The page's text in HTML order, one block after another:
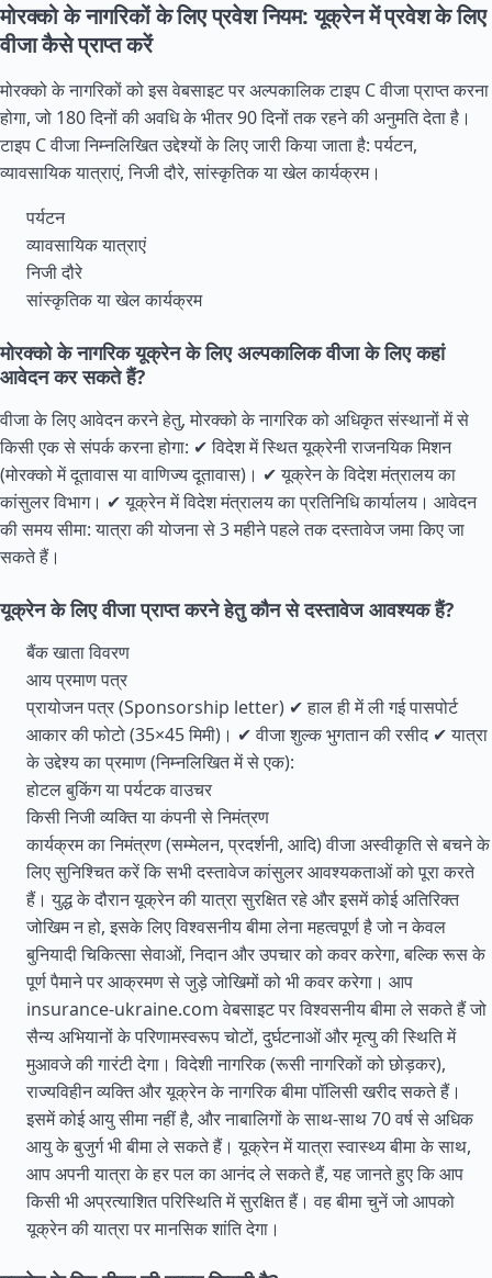
मोरक्को के नागरिकों के लिए प्रवेश नियम: यूक्रेन में प्रवेश के लिए
वीजा कैसे प्राप्त करें
मोरक्को के नागरिकों को इस वेबसाइट पर अल्पकालिक टाइप C वीजा प्राप्त करना
होगा, जो 180 दिनों की अवधि के भीतर 90 दिनों तक रहने की अनुमति देता है।
टाइप C वीजा निम्नलिखित उद्देश्यों के लिए जारी किया जाता है: पर्यटन,
व्यावसायिक यात्राएं, निजी दौरे, सांस्कृतिक या खेल कार्यक्रम।
पर्यटन
व्यावसायिक यात्राएं
निजी दौरे
सांस्कृतिक या खेल कार्यक्रम
मोरक्को के नागरिक यूक्रेन के लिए अल्पकालिक वीजा के लिए कहां
आवेदन कर सकते हैं?
वीजा के लिए आवेदन करने हेतु, मोरक्को के नागरिक को अधिकृत संस्थानों में से
किसी एक से संपर्क करना होगा: ✔ विदेश में स्थित यूक्रेनी राजनयिक मिशन
(मोरक्को में दूतावास या वाणिज्य दूतावास)। ✔ यूक्रेन के विदेश मंत्रालय का
कांसुलर विभाग। ✔ यूक्रेन में विदेश मंत्रालय का प्रतिनिधि कार्यालय। आवेदन
की समय सीमा: यात्रा की योजना से 3 महीने पहले तक दस्तावेज जमा किए जा
सकते हैं।
यूक्रेन के लिए वीजा प्राप्त करने हेतु कौन से दस्तावेज आवश्यक हैं?
बैंक खाता विवरण
आय प्रमाण पत्र
प्रायोजन पत्र (Sponsorship letter) ✔ हाल ही में ली गई पासपोर्ट
आकार की फोटो (35×45 मिमी)। ✔ वीजा शुल्क भुगतान की रसीद ✔ यात्रा
के उद्देश्य का प्रमाण (निम्नलिखित में से एक):
होटल बुकिंग या पर्यटक वाउचर
किसी निजी व्यक्ति या कंपनी से निमंत्रण
कार्यक्रम का निमंत्रण (सम्मेलन, प्रदर्शनी, आदि) वीजा अस्वीकृति से बचने के
लिए सुनिश्चित करें कि सभी दस्तावेज कांसुलर आवश्यकताओं को पूरा करते
हैं। युद्ध के दौरान यूक्रेन की यात्रा सुरक्षित रहे और इसमें कोई अतिरिक्त
जोखिम न हो, इसके लिए विश्वसनीय बीमा लेना महत्वपूर्ण है जो न केवल
बुनियादी चिकित्सा सेवाओं, निदान और उपचार को कवर करेगा, बल्कि रूस के
पूर्ण पैमाने पर आक्रमण से जुड़े जोखिमों को भी कवर करेगा। आप
insurance-ukraine.com वेबसाइट पर विश्वसनीय बीमा ले सकते हैं जो
सैन्य अभियानों के परिणामस्वरूप चोटों, दुर्घटनाओं और मृत्यु की स्थिति में
मुआवजे की गारंटी देगा। विदेशी नागरिक (रूसी नागरिकों को छोड़कर),
राज्यविहीन व्यक्ति और यूक्रेन के नागरिक बीमा पॉलिसी खरीद सकते हैं।
इसमें कोई आयु सीमा नहीं है, और नाबालिगों के साथ-साथ 70 वर्ष से अधिक
आयु के बुजुर्ग भी बीमा ले सकते हैं। यूक्रेन में यात्रा स्वास्थ्य बीमा के साथ,
आप अपनी यात्रा के हर पल का आनंद ले सकते हैं, यह जानते हुए कि आप
किसी भी अप्रत्याशित परिस्थिति में सुरक्षित हैं। वह बीमा चुनें जो आपको
यूक्रेन की यात्रा पर मानसिक शांति देगा।